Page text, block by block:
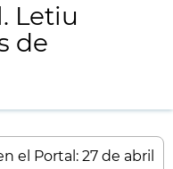
Letiu
de
el Portal: 27 de abril